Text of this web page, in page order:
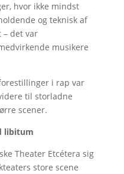
hvor ikke mindst
og teknisk af
– det var
musikere
i rap var
til storladne
scener.
libitum
Theater Etcétera sig
store scene